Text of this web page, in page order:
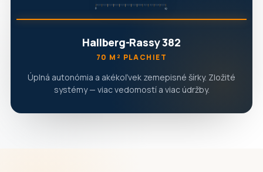
Hallberg-Rassy 382
70 M² PLACHIET
Úplná autonómia a akékoľvek zemepisné šírky. Zložité
systémy — viac vedomostí a viac údržby.